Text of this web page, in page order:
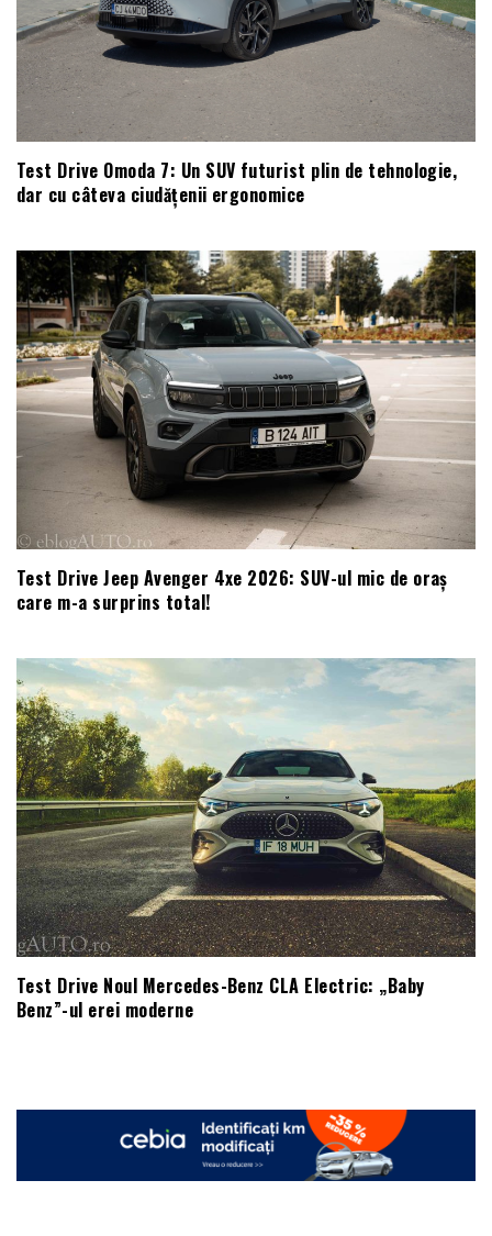
Test Drive Omoda 7: Un SUV futurist plin de tehnologie,
dar cu câteva ciudățenii ergonomice
Test Drive Jeep Avenger 4xe 2026: SUV-ul mic de oraș
care m-a surprins total!
Test Drive Noul Mercedes-Benz CLA Electric: „Baby
Benz”-ul erei moderne